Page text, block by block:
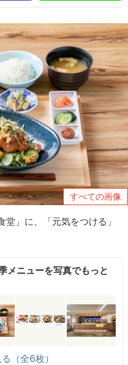
すべての画像
」に、「元気をつける」
メニューを写真でもっと
（全6枚）